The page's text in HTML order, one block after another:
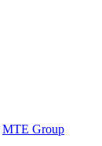
MTE Group